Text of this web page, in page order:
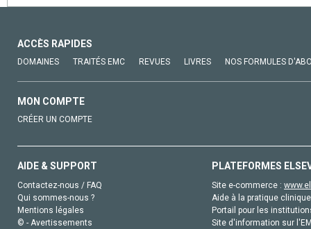
ACCÈS RAPIDES
DOMAINES TRAITÉS EMC REVUES LIVRES NOS FORMULES
MON COMPTE
CRÉER UN COMPTE
AIDE & SUPPORT
Contactez-nous / FAQ
Qui sommes-nous ?
Mentions légales
© - Avertissements
PLATEFORMES
Site e-commerce :
Aide à la pratique
Portail pour les
Site d'information sur